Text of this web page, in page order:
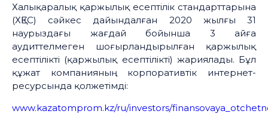
Халықаралық қаржылық есептілік стандарттарына
(ХҚЕС) сәйкес дайындалған 2020 жылғы 31
наурыздағы жағдай бойынша 3 айға
аудиттелмеген шоғырландырылған қаржылық
есептілікті (қаржылық есептілікті) жариялады. Бұл
құжат компанияның корпоративтік интернет-
ресурсында қолжетімді:
www.kazatomprom.kz/ru/investors/